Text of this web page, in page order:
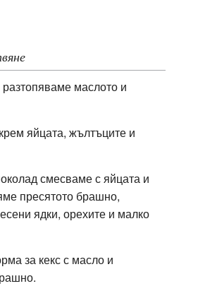
маслото и
яйцата, жълтъците и
смесваме с яйцата и
пресятото брашно,
ядки, орехите и малко
за кекс с масло и